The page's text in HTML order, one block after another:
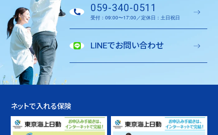
059-340-0511
受付：09:00〜17:00／定休日：土日祝日
LINEでお問い合わせ
ネットで入れる保険